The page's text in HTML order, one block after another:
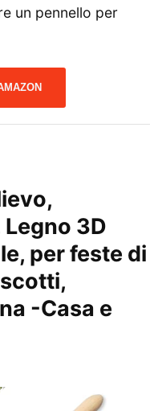
un pennello per
3D
per feste di
-Casa e